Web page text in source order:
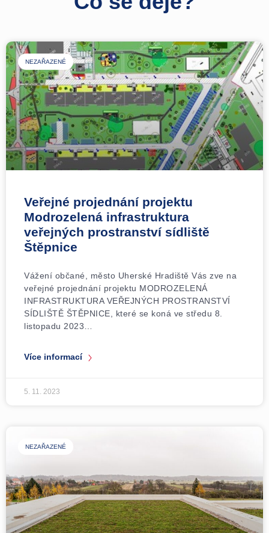
NEZAŘAZENÉ
Veřejné projednání projektu
Modrozelená infrastruktura
veřejných prostranství sídliště
Štěpnice
Vážení občané, město Uherské Hradiště Vás zve na
veřejné projednání projektu MODROZELENÁ
INFRASTRUKTURA VEŘEJNÝCH PROSTRANSTVÍ
SÍDLIŠTĚ ŠTĚPNICE, které se koná ve středu 8.
listopadu 2023…
Více informací
5. 11. 2023
NEZAŘAZENÉ